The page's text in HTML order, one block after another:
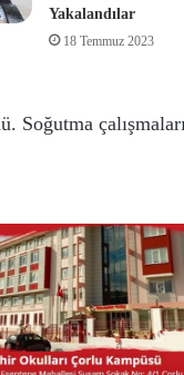
Yakalandılar
18 Temmuz 2023